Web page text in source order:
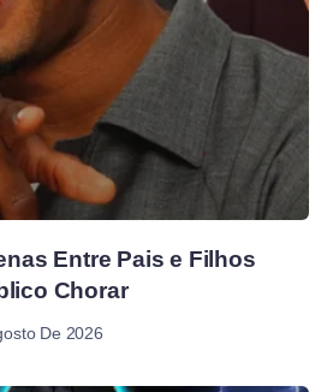
Entre Pais e Filhos
Chorar
De 2026